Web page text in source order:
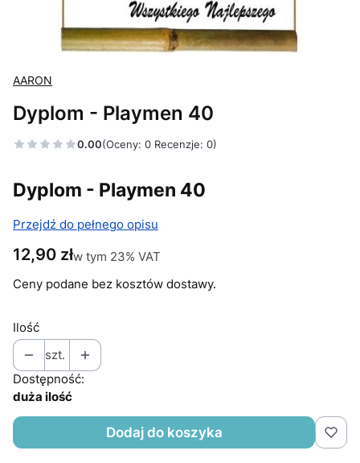
AARON
Dyplom - Playmen 40
0.00(Oceny: 0 Recenzje: 0)
Dyplom - Playmen 40
Przejdź do pełnego opisu
Cena
12,90 złw tym 23% VAT
w tym 23% VAT
Ceny podane bez kosztów dostawy.
Ilość
szt.
Dostępność:
duża ilość
Dodaj do koszyka